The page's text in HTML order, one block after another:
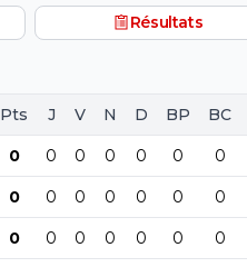
Résultats
Pts J V N D BP BC
0 0 0 0 0 0 0
0 0 0 0 0 0 0
0 0 0 0 0 0 0